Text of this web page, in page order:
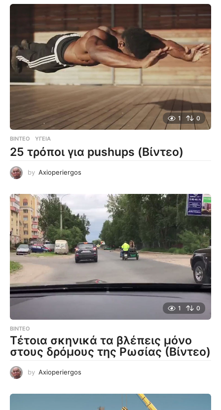
1 0
ΒΊΝΤΕΟ ΥΓΕΊΑ
25 τρόποι για pushups (Βίντεο)
by Axioperiergos
1 0
ΒΊΝΤΕΟ
Τέτοια σκηνικά τα βλέπεις μόνο
στους δρόμους της Ρωσίας (Βίντεο)
by Axioperiergos